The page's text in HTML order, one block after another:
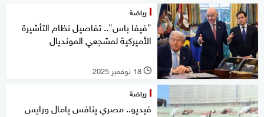
رياضة
"فيفا باس".. تفاصيل نظام التأشيرة
الأميركية لمشجعي المونديال
l 18 نوفمبر 2025
رياضة
فيديو.. مصري ينافس يامال ورايس